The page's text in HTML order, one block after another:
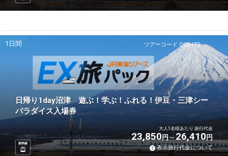
ツアーコード Q02H7Q
1日間
日帰り1day沼津 遊ぶ！学ぶ！ふれる！伊豆・三津シー
パラダイス入場券
新幹線
大人1名様あたり 旅行代金
23,850円 26,410円
表示旅行代金について